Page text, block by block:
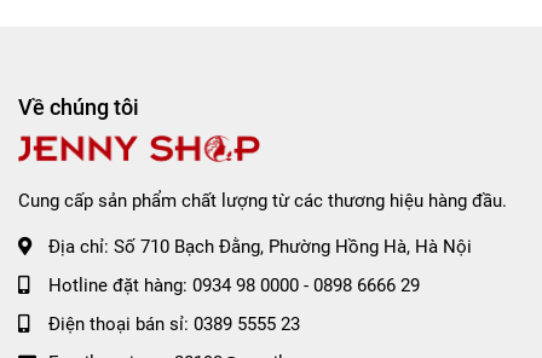
Về chúng tôi
Cung cấp sản phẩm chất lượng từ các thương hiệu hàng đầu.
Địa chỉ: Số 710 Bạch Đằng, Phường Hồng Hà, Hà Nội
Hotline đặt hàng: 0934 98 0000 - 0898 6666 29
Điện thoại bán sỉ: 0389 5555 23